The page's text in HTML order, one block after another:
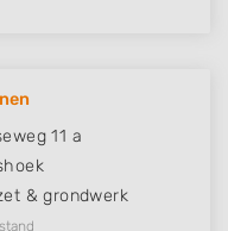
11 a
& grondwerk